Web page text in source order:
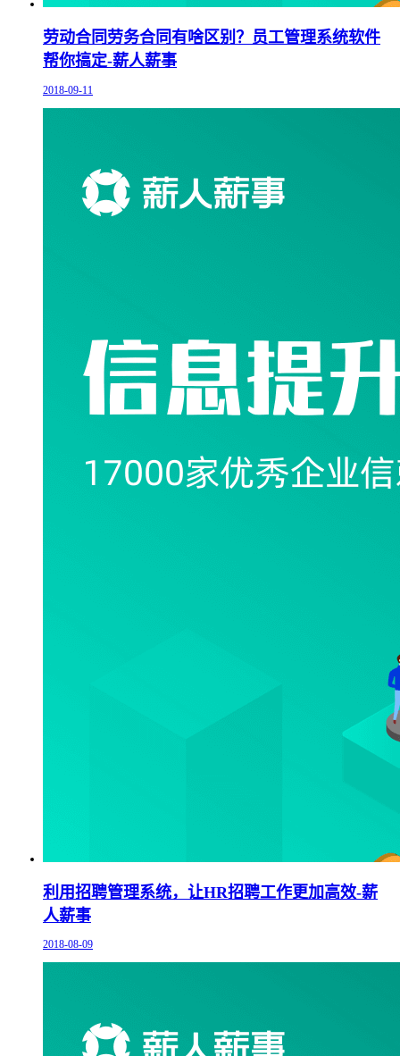
劳动合同劳务合同有啥区别？员工管理系统软件
帮你搞定-薪人薪事
2018-09-11
利用招聘管理系统，让HR招聘工作更加高效-薪
人薪事
2018-08-09